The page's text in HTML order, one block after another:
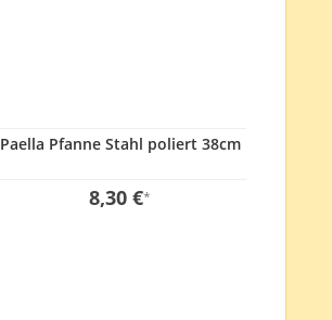
Paella Pfanne Stahl poliert 38cm
8,30 €*